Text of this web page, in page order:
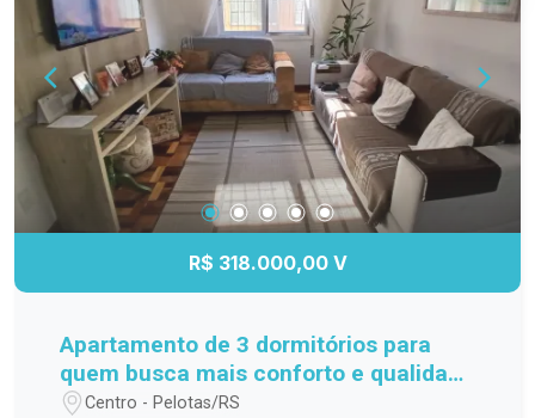
R$ 318.000,00 V
Apartamento de 3 dormitórios para
quem busca mais conforto e qualidade
de vida
Centro - Pelotas/RS